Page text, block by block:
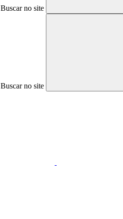
Buscar no site
Buscar no site